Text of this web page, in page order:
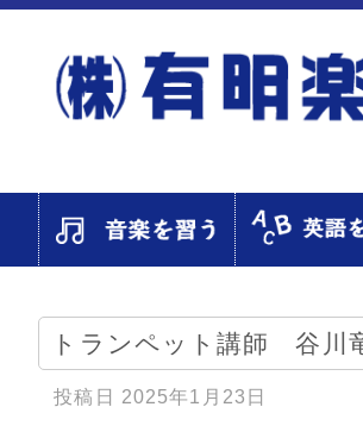
トランペット講師 谷川
投稿日 2025年1月23日